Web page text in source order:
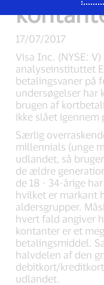
17/07/2017
Visa Inc. (NYSE:
analyseinstituttet
betalingsvaner på
undersøgelser har
brugen af
ikke slået igennem
Særlig
millennials (unge
udlandet, så
de ældre
de 18 - 34-årige
hvilket er markant
aldersgrupper.
hvert fald angiver
kontanter er et
betalingsmiddel.
halvdelen af den
debitkort/
udlandet.